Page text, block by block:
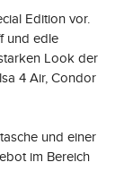
Edition vor.
und edle
Look der
4 Air, Condor
und einer
im Bereich